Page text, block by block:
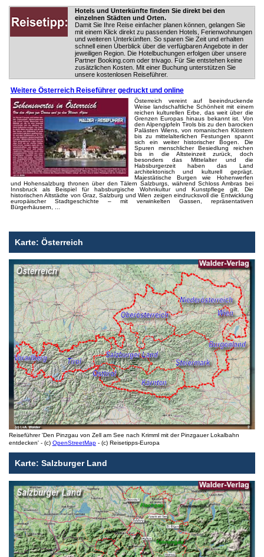
Hotels und Unterkünfte finden Sie direkt bei den
einzelnen Städten und Orten.
Damit Sie Ihre Reise einfacher planen können, gelangen Sie
mit einem Klick direkt zu passenden Hotels, Ferienwohnungen
und weiteren Unterkünften. So sparen Sie Zeit und erhalten
schnell einen Überblick über die verfügbaren Angebote in der
jeweiligen Region. Die Hotelbuchungen erfolgen über unsere
Partner Booking.com oder trivago. Für Sie entstehen keine
zusätzlichen Kosten. Mit einer Buchung unterstützen Sie
unsere kostenlosen Reiseführer.
Weitere Österreich Reiseführer gedruckt und online
Österreich vereint auf beeindruckende
Weise landschaftliche Schönheit mit einem
reichen kulturellen Erbe, das weit über die
Grenzen Europas hinaus bekannt ist. Von
den Alpengipfeln Tirols bis zu den barocken
Palästen Wiens, von romanischen Klöstern
bis zu mittelalterlichen Festungen spannt
sich ein weiter historischer Bogen. Die
Spuren menschlicher Besiedlung reichen
bis in die Altsteinzeit zurück, doch
besonders das Mittelalter und die
Habsburgerzeit haben das Land
architektonisch und kulturell geprägt.
Majestätische Burgen wie Hohenwerfen
und Hohensalzburg thronen über den Tälern Salzburgs, während Schloss Ambras bei
Innsbruck als Beispiel für habsburgische Wohnkultur und Kunstpflege gilt. Die
historischen Altstädte von Graz, Salzburg und Wien zeigen eindrucksvoll die Entwicklung
europäischer Stadtgeschichte – mit verwinkelten Gassen, repräsentativen
Bürgerhäusern, ...
Karte: Österreich
Reiseführer 'Den Pinzgau von Zell am See nach Krimml mit der Pinzgauer Lokalbahn
entdecken' - (c) OpenStreetMap- (c) Reisetipps-Europa
Karte: Salzburger Land